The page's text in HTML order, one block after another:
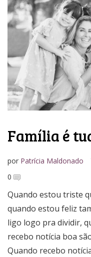
Media Kit
Família é
por Patrícia Maldonado
0
Quando estou triste
quando estou feliz
ligo logo pra dividir,
recebo notícia boa
Quando recebo